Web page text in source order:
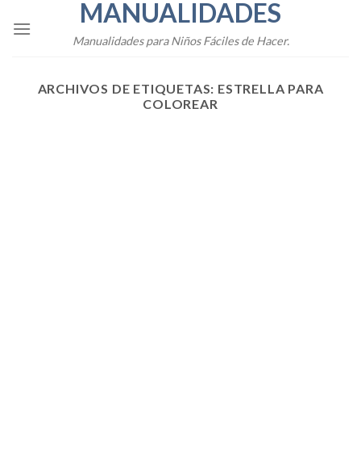
MANUALIDADES
Manualidades para Niños Fáciles de Hacer.
ARCHIVOS DE ETIQUETAS: ESTRELLA PARA
COLOREAR